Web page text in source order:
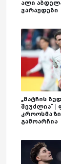
ალი
ვარაუდები
„მატჩის
შეუძლია“ |
კროოსმა
გამოარჩია